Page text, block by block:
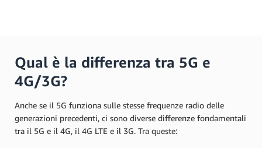
Qual è la differenza tra 5G e
4G/3G?
Anche se il 5G funziona sulle stesse frequenze radio delle
generazioni precedenti, ci sono diverse differenze fondamentali
tra il 5G e il 4G, il 4G LTE e il 3G. Tra queste: